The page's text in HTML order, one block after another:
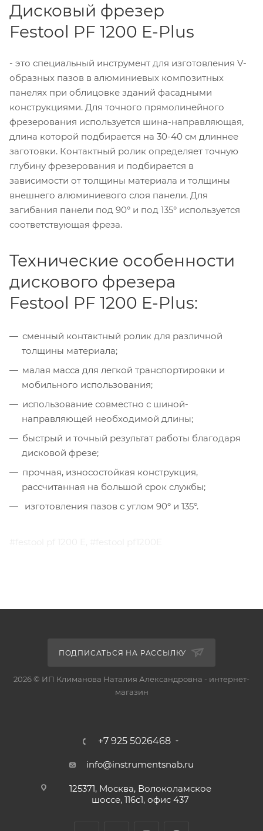
Дисковый фрезер
Festool PF 1200 E-Plus
- это специальный инструмент для изготовления V-
образных пазов в алюминиевых композитных
панелях при облицовке зданий фасадными
конструкциями. Для точного прямолинейного
фрезерования используется шина-направляющая,
длина которой подбирается на 30-40 см длиннее
заготовки. Контактный ролик определяет точную
глубину фрезерования и подбирается в
зависимости от толщины материала и толщины
внешнего алюминиевого слоя панели. Для
загибания панели под 90° и под 135° используется
соответствующая фреза.
Технические особенности
дискового фрезера
Festool PF 1200 E-Plus:
сменный контактный ролик для различной
толщины материала;
малая масса для легкой транспортировки и
мобильного использования;
использование совместно с шиной-
направляющей необходимой длины;
быстрый и точный результат работы благодаря
дисковой фрезе;
прочная, износостойкая конструкция,
рассчитанная на большой срок службы;
изготовления пазов с углом 90° и 135°.
ПОДПИСАТЬСЯ НА РАССЫЛКУ
2026 © ИП Климанова Наталия Александровна - интернет-
магазин
+7 925 5026468
info@instrumentsnab.ru
125371, Москва, Волоколамское
шоссе, 116с1, офис 437